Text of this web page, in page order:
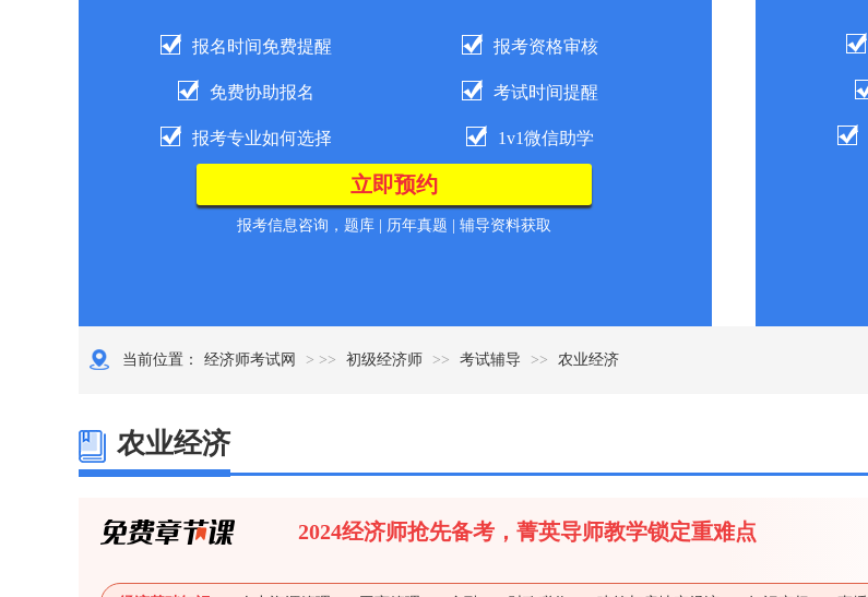
报名时间免费提醒 报考资格审核
免费协助报名 考试时间提醒
报考专业如何选择 1v1微信助学
报考信息咨询，题库 | 历年真题 | 辅导资料获取
当前位置： 经济师考试网 > >> 初级经济师 >> 考试辅导 >> 农业经济
农业经济
2024经济师抢先备考，菁英导师教学锁定重难点